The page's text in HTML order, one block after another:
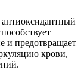
и предотвращает
крови,